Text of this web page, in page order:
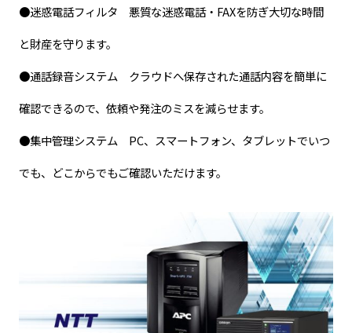
●迷惑電話フィルタ 悪質な迷惑電話・FAXを防ぎ大切な時間
と財産を守ります。
●通話録音システム クラウドへ保存された通話内容を簡単に
確認できるので、依頼や発注のミスを減らせます。
●集中管理システム PC、スマートフォン、タブレットでいつ
でも、どこからでもご確認いただけます。